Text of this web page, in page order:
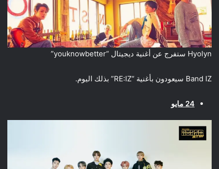
Hyolyn ستفرج عن أغنية ديجيتال “youknowbetter”
Band IZ سيعودون بأغنية “RE:IZ” بذلك اليوم.
24 مايو